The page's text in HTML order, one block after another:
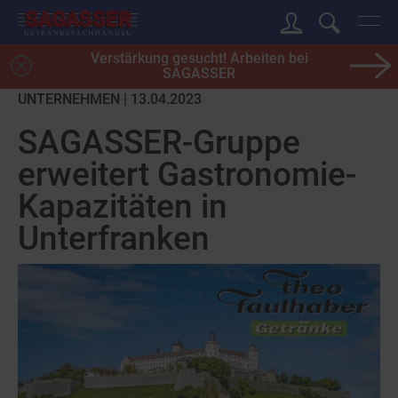
Verstärkung gesucht! Arbeiten bei
SAGASSER
UNTERNEHMEN | 13.04.2023
SAGASSER-Gruppe
erweitert Gastronomie-
Kapazitäten in
Unterfranken